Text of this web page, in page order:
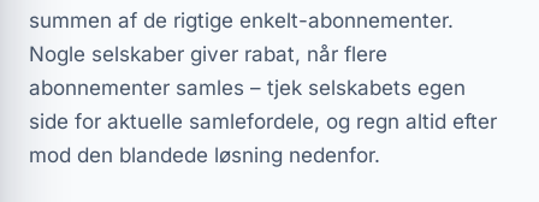
summen af de rigtige enkelt-abonnementer.
Nogle selskaber giver rabat, når flere
abonnementer samles – tjek selskabets egen
side for aktuelle samlefordele, og regn altid efter
mod den blandede løsning nedenfor.